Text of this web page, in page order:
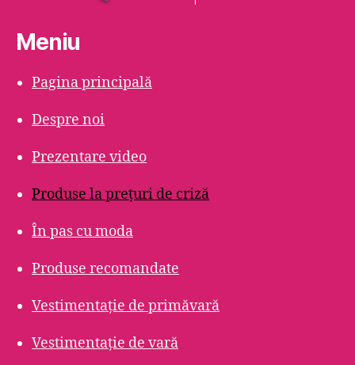
Meniu
Pagina principală
Despre noi
Prezentare video
Produse la prețuri de criză
În pas cu moda
Produse recomandate
Vestimentație de primăvară
Vestimentație de vară